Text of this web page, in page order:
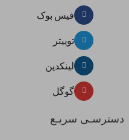
فیس بوک
توییتر
لینکدین
گوگل
دسترسـی سریـع